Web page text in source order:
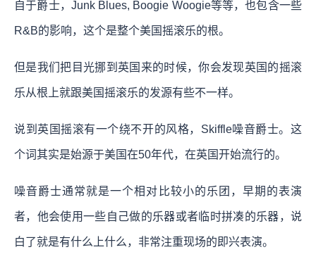
自于爵士，Junk Blues, Boogie Woogie等等，也包含一些
R&B的影响，这个是整个美国摇滚乐的根。
但是我们把目光挪到英国来的时候，你会发现英国的摇滚
乐从根上就跟美国摇滚乐的发源有些不一样。
说到英国摇滚有一个绕不开的风格，Skiffle噪音爵士。这
个词其实是始源于美国在50年代，在英国开始流行的。
噪音爵士通常就是一个相对比较小的乐团，早期的表演
者，他会使用一些自己做的乐器或者临时拼凑的乐器，说
白了就是有什么上什么，非常注重现场的即兴表演。